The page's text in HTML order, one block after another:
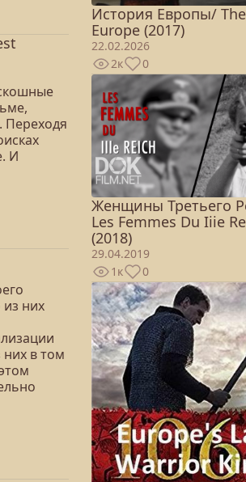
Переходя
И
них
них в том
История Европы/
Europe (2017)
22.02.2026
2к
0
Женщины Третьего
Les Femmes Du Iiie
(2018)
29.04.2019
1к
0